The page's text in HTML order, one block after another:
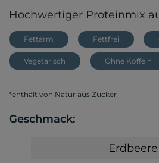
Hochwertiger Proteinmix
Fettarm Fettfrei
Vegetarisch Ohne Koffein
*enthält von Natur aus Zucker
Geschmack:
Erdbeere